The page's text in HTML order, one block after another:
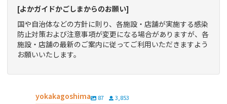
[よかガイドかごしまからのお願い]
国や自治体などの方針に則り、各施設・店舗が実施する感染
防止対策および注意事項が変更になる場合がありますが、各
施設・店舗の最新のご案内に従ってご利用いただきますよう
お願いいたします。
yokakagoshima 87
3,853